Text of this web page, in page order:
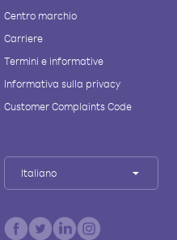
Centro marchio
Carriere
Termini e informative
Informativa sulla privacy
Customer Complaints Code
Italiano